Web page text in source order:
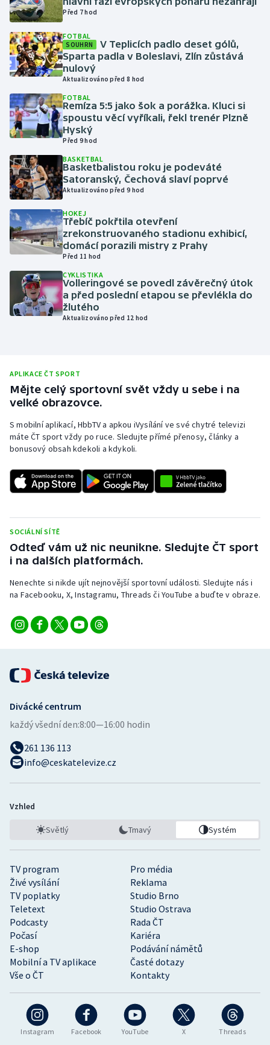
Házená
Jezdectví
Judo
Krasobruslení
Lezení
Lyže a snowboard
Moderní pětiboj
Motorsport
Olympijské hry
Parasport
Plavání
Ragby
Rychlobruslení
Rychlostní kanoistika
Short track
Sportovní střelba
Triatlon
Vodní slalom
Volejbal
Před 7 hod
FOTBAL
SOUHRN
V Teplicích padlo deset gólů,
Sparta padla v Boleslavi, Zlín zůstává
nulový
Aktualizováno před 8 hod
FOTBAL
Remíza 5:5 jako šok a porážka. Kluci si
spoustu věcí vyříkali, řekl trenér Plzně
Hyský
Před 9 hod
BASKETBAL
Basketbalistou roku je podeváté
Satoranský, Čechová slaví poprvé
Aktualizováno před 9 hod
HOKEJ
Třebíč pokřtila otevření
zrekonstruovaného stadionu exhibicí,
domácí porazili mistry z Prahy
Před 11 hod
CYKLISTIKA
Volleringové se povedl závěrečný útok
a před poslední etapou se převlékla do
žlutého
Aktualizováno před 12 hod
APLIKACE ČT SPORT
Mějte celý sportovní svět vždy u sebe i na
velké obrazovce.
S mobilní aplikací, HbbTV a apkou iVysílání ve své chytré televizi
máte ČT sport vždy po ruce. Sledujte přímé přenosy, články a
bonusový obsah kdekoli a kdykoli.
SOCIÁLNÍ SÍTĚ
Odteď vám už nic neunikne. Sledujte ČT sport
i na dalších platformách.
Nenechte si nikde ujít nejnovější sportovní události. Sledujte nás i
na Facebooku, X, Instagramu, Threads či YouTube a buďte v obraze.
Instagram Facebook YouTube X Threads
TV program
Pro média
Živé vysílání
Reklama
TV poplatky
Studio Brno
Teletext
Studio Ostrava
Podcasty
Rada ČT
Počasí
Kariéra
E-shop
Podávání námětů
Mobilní a TV aplikace
Časté dotazy
Vše o ČT
Kontakty
Divácké centrum
každý všední den:8:00—16:00 hodin
261 136 113
info@ceskatelevize.cz
Vzhled
Světlý Tmavý Systém